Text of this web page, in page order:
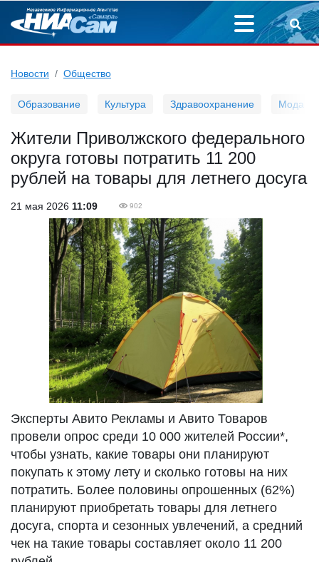
Новости Общество
Образование Культура Здравоохранение Мода
Жители Приволжского федерального
округа готовы потратить 11 200
рублей на товары для летнего досуга
21 мая 2026 11:09 902
Эксперты Авито Рекламы и Авито Товаров
провели опрос среди 10 000 жителей России*,
чтобы узнать, какие товары они планируют
покупать к этому лету и сколько готовы на них
потратить. Более половины опрошенных (62%)
планируют приобретать товары для летнего
досуга, спорта и сезонных увлечений, а средний
чек на такие товары составляет около 11 200